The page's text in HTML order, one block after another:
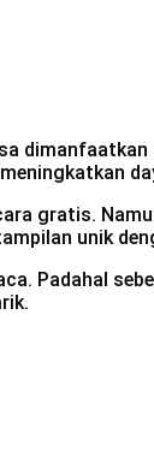
gratis.
unik
Padahal